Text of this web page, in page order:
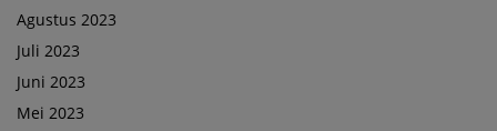
Agustus 2023
Juli 2023
Juni 2023
Mei 2023